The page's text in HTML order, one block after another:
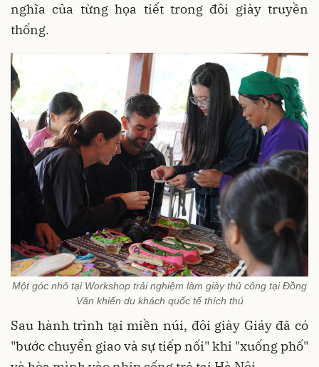
nghĩa của từng họa tiết trong đôi giày truyền
thống.
Một góc nhỏ tại Workshop trải nghiệm làm giày thủ công tại Đồng
Văn khiến du khách quốc tế thích thú
Sau hành trình tại miền núi, đôi giày Giáy đã có
"bước chuyển giao và sự tiếp nối" khi "xuống phố"